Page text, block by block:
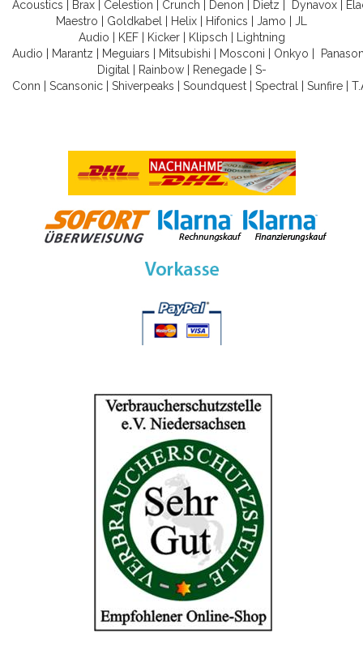
Acoustics
Brax Celestion Crunch Denon Dietz Dynavox
Maestro
Goldkabel Helix Hifonics Jamo
JL
Audio
KEF| Kicker| Klipsch
Lightning
Audio
Marantz Meguiars Mitsubishi Mosconi Onkyo
Digital
Rainbow| Renegade| S-
Conn
Scansonic Shiverpeaks Soundquest Spectral Sunfire